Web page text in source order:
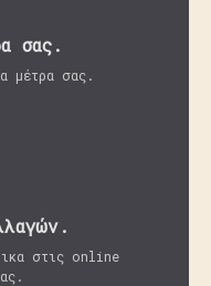
σας.
μέτρα σας.
στις online